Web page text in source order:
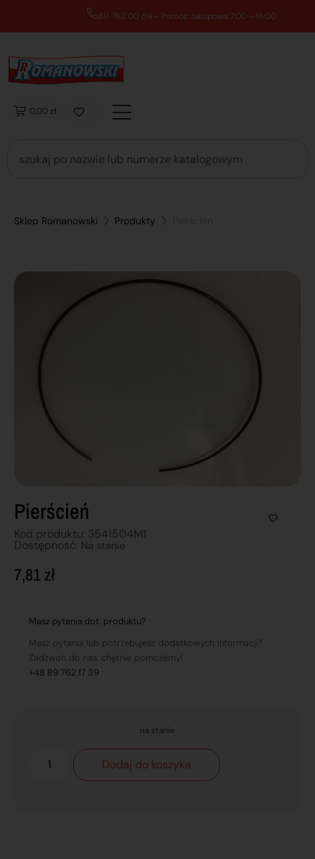
89 762 00 69 - Pomoc zakupowa 7:00 - 16:00
0,00 zł
Sklep Romanowski Produkty
Pierścień
Kod produktu: 3541504M1
Dostępnosć: Na stanie
7,81zł
Masz pytania dot. produktu?
Masz pytania lub potrzebujesz dodatkowych informacji?
Zadzwoń do nas, chętnie pomożemy!
+48 89 762 17 39
na stanie
Dodaj do koszyka